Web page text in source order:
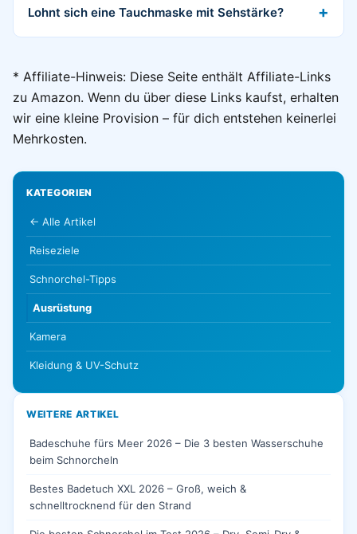
Lohnt sich eine Tauchmaske mit Sehstärke?
* Affiliate-Hinweis: Diese Seite enthält Affiliate-Links
zu Amazon. Wenn du über diese Links kaufst, erhalten
wir eine kleine Provision – für dich entstehen keinerlei
Mehrkosten.
KATEGORIEN
← Alle Artikel
Reiseziele
Schnorchel-Tipps
Ausrüstung
Kamera
Kleidung & UV-Schutz
WEITERE ARTIKEL
Badeschuhe fürs Meer 2026 – Die 3 besten Wasserschuhe
beim Schnorcheln
Bestes Badetuch XXL 2026 – Groß, weich &
schnelltrocknend für den Strand